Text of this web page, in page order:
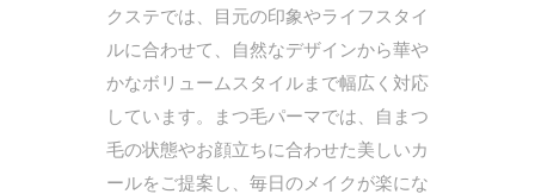
クステでは、目元の印象やライフスタイ
ルに合わせて、自然なデザインから華や
かなボリュームスタイルまで幅広く対応
しています。まつ毛パーマでは、自まつ
毛の状態やお顔立ちに合わせた美しいカ
ールをご提案し、毎日のメイクが楽にな